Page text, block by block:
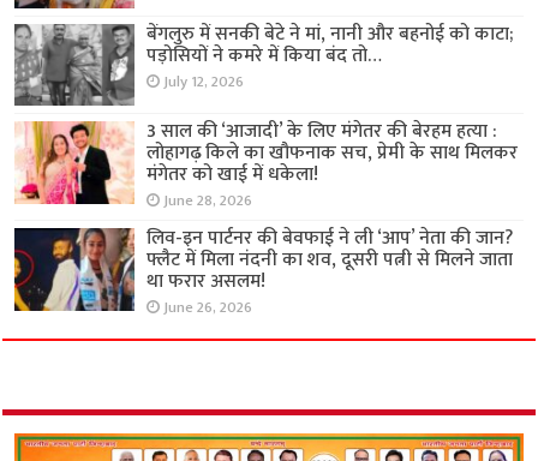
बेंगलुरु में सनकी बेटे ने मां, नानी और बहनोई को काटा;
पड़ोसियों ने कमरे में किया बंद तो…
July 12, 2026
3 साल की ‘आजादी’ के लिए मंगेतर की बेरहम हत्या :
लोहागढ़ किले का खौफनाक सच, प्रेमी के साथ मिलकर
मंगेतर को खाई में धकेला!
June 28, 2026
लिव-इन पार्टनर की बेवफाई ने ली ‘आप’ नेता की जान?
फ्लैट में मिला नंदनी का शव, दूसरी पत्नी से मिलने जाता
था फरार असलम!
June 26, 2026